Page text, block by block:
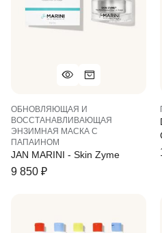
ОБНОВЛЯЮЩАЯ И
ВОССТАНАВЛИВАЮЩАЯ
ЭНЗИМНАЯ МАСКА С
ПАПАИНОМ
JAN MARINI - Skin Zyme
9 850 ₽